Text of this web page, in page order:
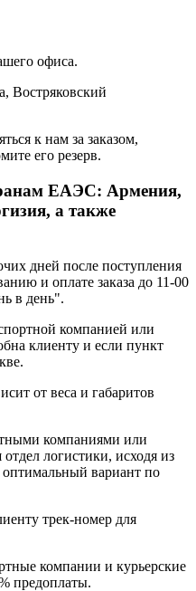
офиса.
к нам за заказом,
его резерв.
ЕАЭС: Армения,
а также
дней после поступления
и оплате заказа до 11-00
в день".
компанией или
клиенту и если пункт
от веса и габаритов
компаниями или
логистики, исходя из
оптимальный вариант по
трек-номер для
компании и курьерские
предоплаты.